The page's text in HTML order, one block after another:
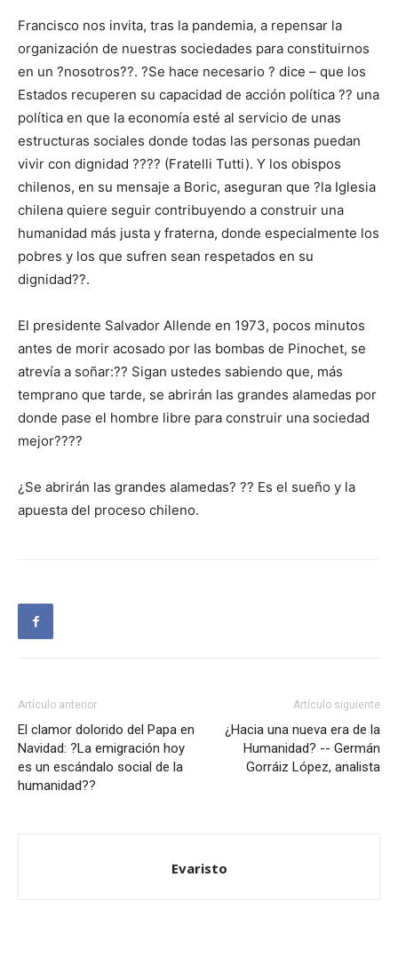
Francisco nos invita, tras la pandemia, a repensar la
organización de nuestras sociedades para constituirnos
en un ?nosotros??. ?Se hace necesario ? dice – que los
Estados recuperen su capacidad de acción política ?? una
política en que la economía esté al servicio de unas
estructuras sociales donde todas las personas puedan
vivir con dignidad ???? (Fratelli Tutti). Y los obispos
chilenos, en su mensaje a Boric, aseguran que ?la Iglesia
chilena quiere seguir contribuyendo a construir una
humanidad más justa y fraterna, donde especialmente los
pobres y los que sufren sean respetados en su
dignidad??.
El presidente Salvador Allende en 1973, pocos minutos
antes de morir acosado por las bombas de Pinochet, se
atrevía a soñar:?? Sigan ustedes sabiendo que, más
temprano que tarde, se abrirán las grandes alamedas por
donde pase el hombre libre para construir una sociedad
mejor????
¿Se abrirán las grandes alamedas? ?? Es el sueño y la
apuesta del proceso chileno.
Artículo anterior
El clamor dolorido del Papa en
Navidad: ?La emigración hoy
es un escándalo social de la
humanidad??
Artículo siguiente
¿Hacia una nueva era de la
Humanidad? -- Germán
Gorráiz López, analista
Evaristo